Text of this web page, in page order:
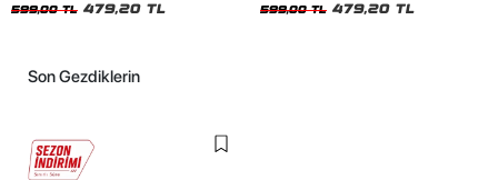
599,00 TL 479,20 TL 599,00 TL 479,20 TL
Son Gezdiklerin